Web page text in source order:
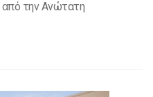
από την Ανώτατη